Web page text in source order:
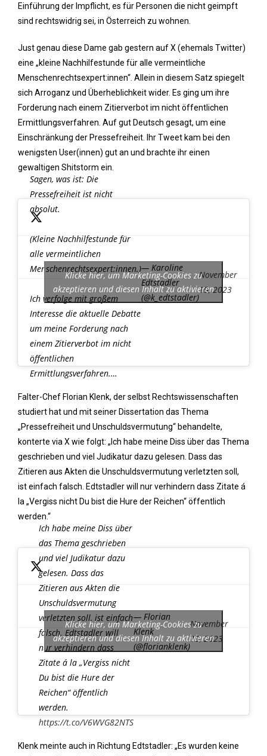
Einführung der Impflicht, es für Personen die nicht geimpft
sind rechtswidrig sei, in Österreich zu wohnen.
Just genau diese Dame gab gestern auf X (ehemals Twitter)
eine „kleine Nachhilfestunde für alle vermeintliche
Menschenrechtsexpert:innen“. Allein in diesem Satz spiegelt
sich Arroganz und Überheblichkeit wider. Es ging um ihre
Forderung nach einem Zitierverbot im nicht öffentlichen
Ermittlungsverfahren. Auf gut Deutsch gesagt, um eine
Einschränkung der Pressefreiheit. Ihr Tweet kam bei den
wenigsten User(innen) gut an und brachte ihr einen
gewaltigen Shitstorm ein.
Sagen, was ist: Die
Pressefreiheit ist nicht
absolut.
(Kleine Nachhilfestunde für
alle vermeintlichen
Menschenrechtsexpert:innen.)
Ich verfolge mit großem
Interesse die aktuelle Debatte
um meine Forderung nach
einem Zitierverbot im nicht
öffentlichen
Ermittlungsverfahren.…
— Karoline
Edtstadler
(@k_edtstadler)
November
19, 2023
Klicke hier, um Marketing-Cookies zu
akzeptieren und diesen Inhalt zu aktivieren
Falter-Chef Florian Klenk, der selbst Rechtswissenschaften
studiert hat und mit seiner Dissertation das Thema
„Pressefreiheit und Unschuldsvermutung“ behandelte,
konterte via X wie folgt: „Ich habe meine Diss über das Thema
geschrieben und viel Judikatur dazu gelesen. Dass das
Zitieren aus Akten die Unschuldsvermutung verletzten soll,
ist einfach falsch. Edtstadler will nur verhindern dass Zitate á
la „Vergiss nicht Du bist die Hure der Reichen“ öffentlich
werden.“
Ich habe meine Diss über
das Thema geschrieben
und viel Judikatur dazu
gelesen. Dass das
Zitieren aus Akten die
Unschuldsvermutung
verletzten soll, ist einfach
falsch. Edtstadler will
nur verhindern dass
Zitate á la „Vergiss nicht
Du bist die Hure der
Reichen“ öffentlich
werden.
https://t.co/V6WVG82NTS
— Florian
Klenk
(@florianklenk)
November
19, 2023
Klicke hier, um Marketing-Cookies zu
akzeptieren und diesen Inhalt zu aktivieren
Klenk meinte auch in Richtung Edtstadler: „Es wurden keine